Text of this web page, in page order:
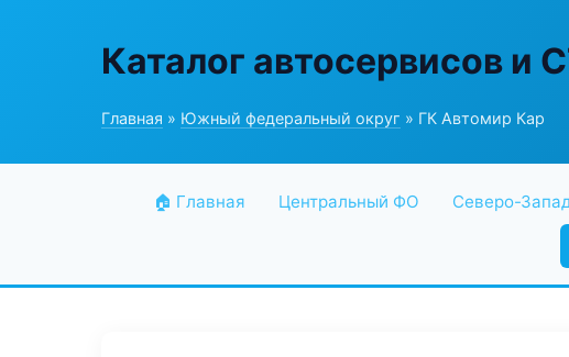
Каталог автосервисов и
Главная » Южный федеральный округ » ГК Автомир Кар
🏠 Главная Центральный ФО Северо-